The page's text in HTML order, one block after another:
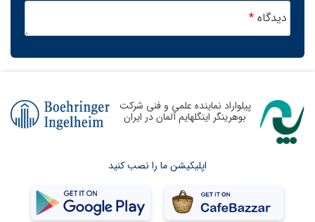
دیدگاه *
پیلواراد نماینده علمی و فنی شرکت
بوهرینگر اینگلهایم آلمان در ایران
اپلیکیشن ما را نصب کنید